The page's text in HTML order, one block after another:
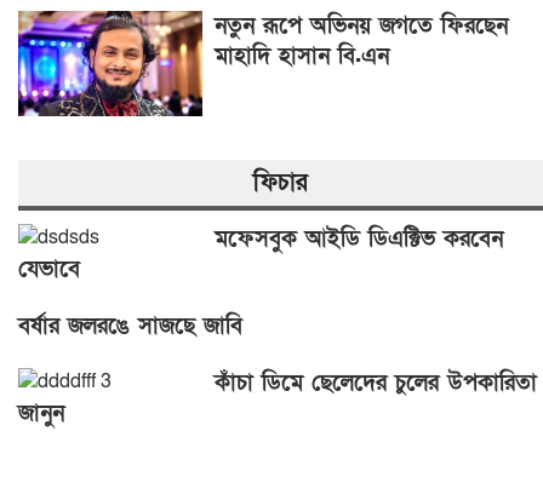
নতুন রূপে অভিনয় জগতে ফিরছেন
মাহাদি হাসান বি.এন
ফিচার
মফেসবুক আইডি ডিএক্টিভ করবেন
যেভাবে
বর্ষার জলরঙে সাজছে জাবি
কাঁচা ডিমে ছেলেদের চুলের উপকারিতা
জানুন